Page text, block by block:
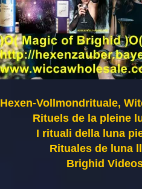
Hexen-Vollmondrituale,
Rituels de la pleine
I rituali della luna
Rituales de luna
Brighid